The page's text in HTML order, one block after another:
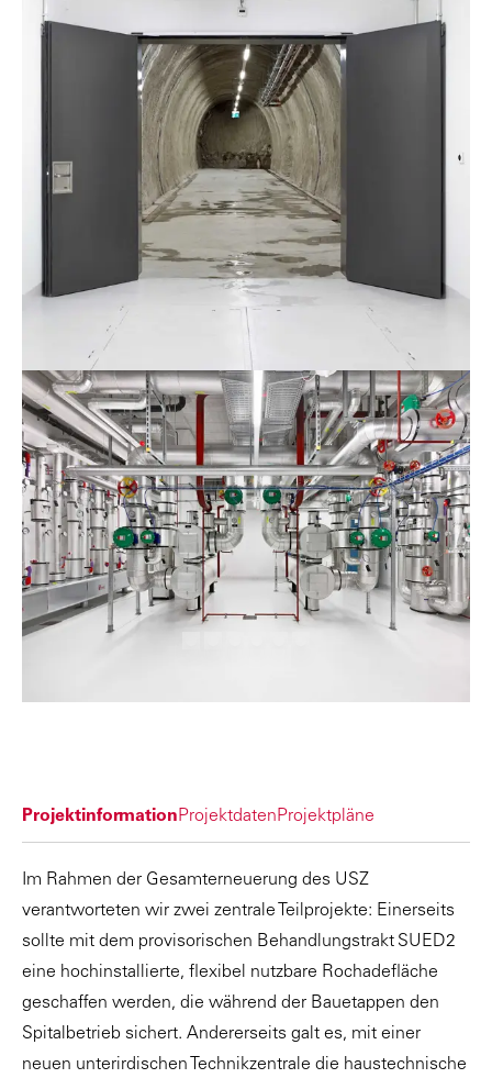
ProjektinformationProjektdatenProjektpläne
Im Rahmen der Gesamterneuerung des USZ
verantworteten wir zwei zentrale Teilprojekte: Einerseits
sollte mit dem provisorischen Behandlungstrakt SUED2
eine hochinstallierte, flexibel nutzbare Rochadefläche
geschaffen werden, die während der Bauetappen den
Spitalbetrieb sichert. Andererseits galt es, mit einer
neuen unterirdischen Technikzentrale die haustechnische